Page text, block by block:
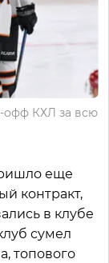
офф КХЛ за всю
еще
контракт,
в клубе
сумел
топового